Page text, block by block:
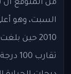
السبت، وهو